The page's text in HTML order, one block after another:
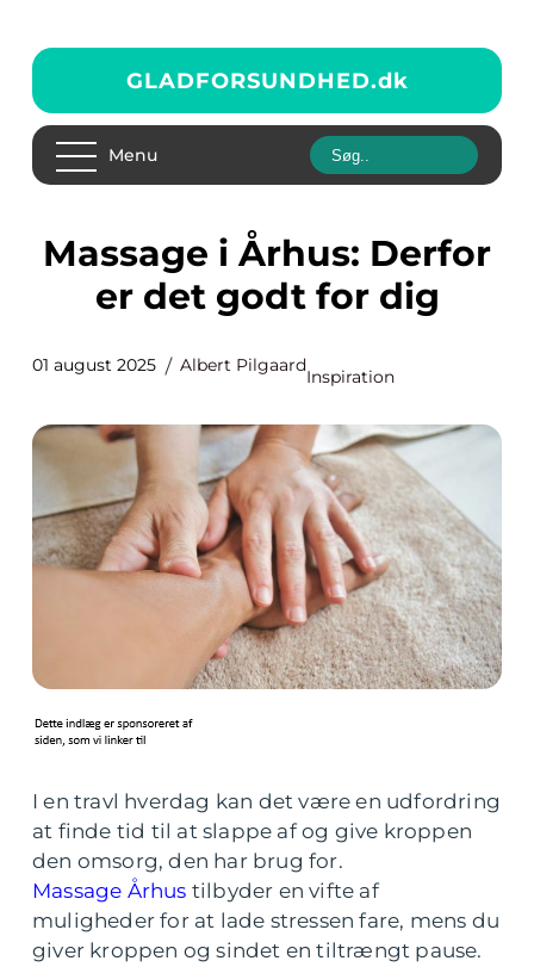
GLADFORSUNDHED.dk
Menu
Massage i Århus: Derfor
er det godt for dig
01 august 2025 Albert Pilgaard
Inspiration
I en travl hverdag kan det være en udfordring
at finde tid til at slappe af og give kroppen
den omsorg, den har brug for.
Massage Århus tilbyder en vifte af
muligheder for at lade stressen fare, mens du
giver kroppen og sindet en tiltrængt pause.